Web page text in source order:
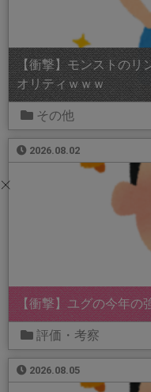
【衝撃】モンストのリ
オリティｗｗｗ
その他
2026.08.02
【衝撃】ユグの今年の
評価・考察
2026.08.05